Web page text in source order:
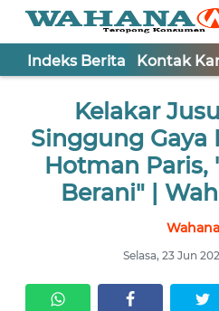
Indeks Berita Kontak
Kelakar
Singgung Gaya
Hotman Paris,
Berani" |
Selasa, 23 Jun
Informasi
INDEKS
KAMI